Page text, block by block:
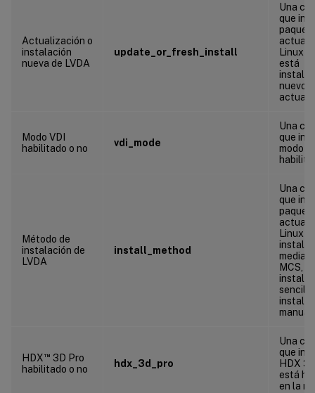
Actualización o
instalación
nueva de LVDA
update_or_fresh_install
Una
que
actual
Linux
está
nuevo o
Modo VDI
habilitado o no
vdi_mode
Una
que
modo
Método de
instalación de
LVDA
install_method
Una
que
actual
Linux
instala
MCS,
manual.
HDX™ 3D Pro
habilitado o no
hdx_3d_pro
Una
que
HDX
está
en la